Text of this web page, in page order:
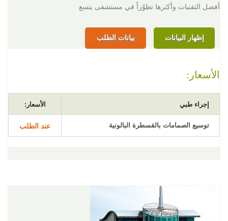
أفضل التقنيات وأكثرها تطوّراً في مستشفى يتسع
إظهار البيانات بيانات الطلب
الأسعار:
إجراء طبي الأسعار:
توسيع الصمامات بالقسطرة البالونية عند الطلب